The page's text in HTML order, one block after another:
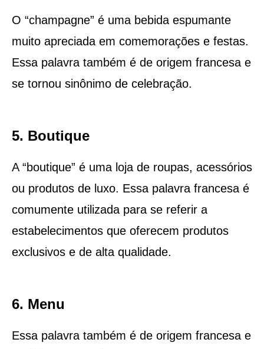
O “champagne” é uma bebida espumante
muito apreciada em comemorações e festas.
Essa palavra também é de origem francesa e
se tornou sinônimo de celebração.
5. Boutique
A “boutique” é uma loja de roupas, acessórios
ou produtos de luxo. Essa palavra francesa é
comumente utilizada para se referir a
estabelecimentos que oferecem produtos
exclusivos e de alta qualidade.
6. Menu
Essa palavra também é de origem francesa e